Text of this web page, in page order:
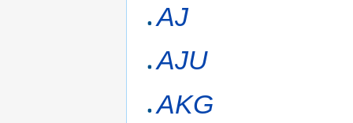
AJ
AJU
AKG